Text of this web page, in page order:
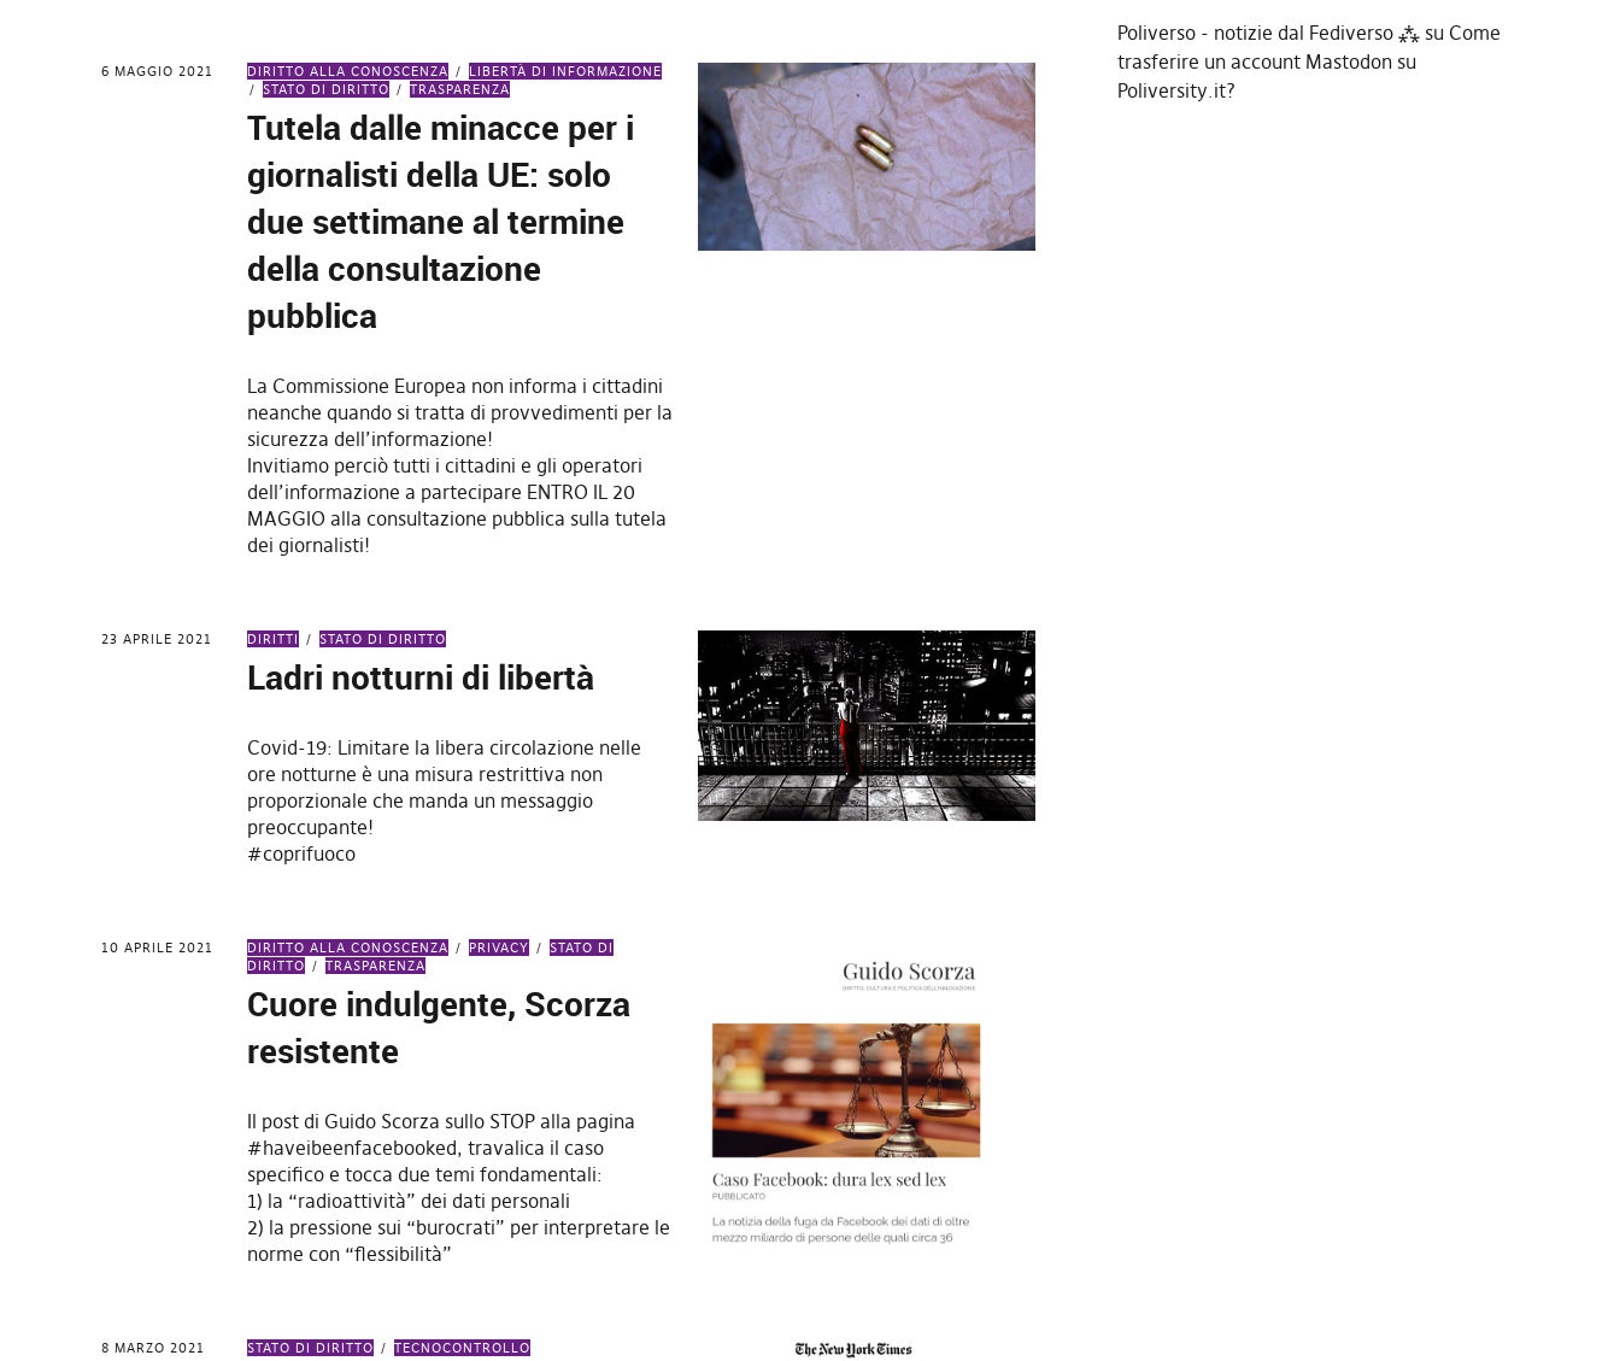
6 MAGGIO 2021 DIRITTO ALLA CONOSCENZA
LIBERTÀ DI INFORMAZIONE
STATO DI DIRITTO
TRASPARENZA
Tutela dalle minacce per i
giornalisti della UE: solo
due settimane al termine
della consultazione
pubblica
La Commissione Europea non informa i cittadini
neanche quando si tratta di provvedimenti per la
sicurezza dell’informazione!
Invitiamo perciò tutti i cittadini e gli operatori
dell’informazione a partecipare ENTRO IL 20
MAGGIO alla consultazione pubblica sulla tutela
dei giornalisti!
23 APRILE 2021 DIRITTI STATO DI DIRITTO
Ladri notturni di libertà
Covid-19: Limitare la libera circolazione nelle
ore notturne è una misura restrittiva non
proporzionale che manda un messaggio
preoccupante!
#coprifuoco
10 APRILE 2021 DIRITTO ALLA CONOSCENZA PRIVACY
STATO DI
DIRITTO
TRASPARENZA
Cuore indulgente, Scorza
resistente
Il post di Guido Scorza sullo STOP alla pagina
#haveibeenfacebooked, travalica il caso
specifico e tocca due temi fondamentali:
1) la “radioattività” dei dati personali
2) la pressione sui “burocrati” per interpretare le
norme con “flessibilità”
8 MARZO 2021 STATO DI DIRITTO TECNOCONTROLLO
Poliverso - notizie dal Fediverso ⁂su Come
trasferire un account Mastodon su
Poliversity.it?